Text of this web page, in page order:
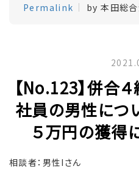
Permalink by 本田総
【No.123】併合
社員の男性につ
５万円の獲得
相談者：男性Iさん